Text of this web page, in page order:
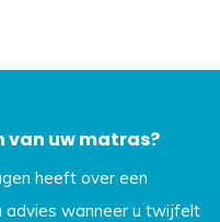
van uw matras?
heeft over een
advies wanneer u twijfelt